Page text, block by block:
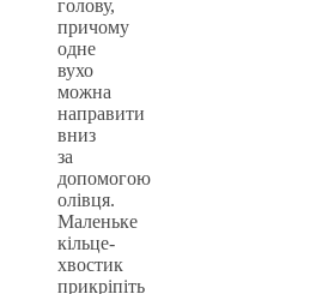
голову,
причому
одне
вухо
можна
направити
вниз
за
допомогою
олівця.
Маленьке
кільце-
хвостик
прикріпіть